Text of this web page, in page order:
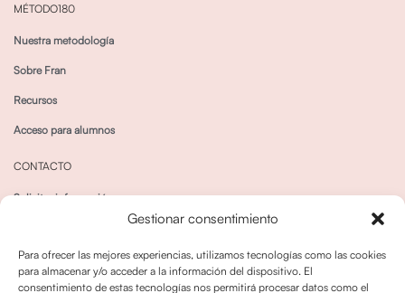
Gestionar consentimiento
Para ofrecer las mejores experiencias, utilizamos tecnologías como las cookies
para almacenar y/o acceder a la información del dispositivo. El
consentimiento de estas tecnologías nos permitirá procesar datos como el
MÉTODO180
Nuestra metodología
Sobre Fran
Recursos
Acceso para alumnos
CONTACTO
Solicitar información